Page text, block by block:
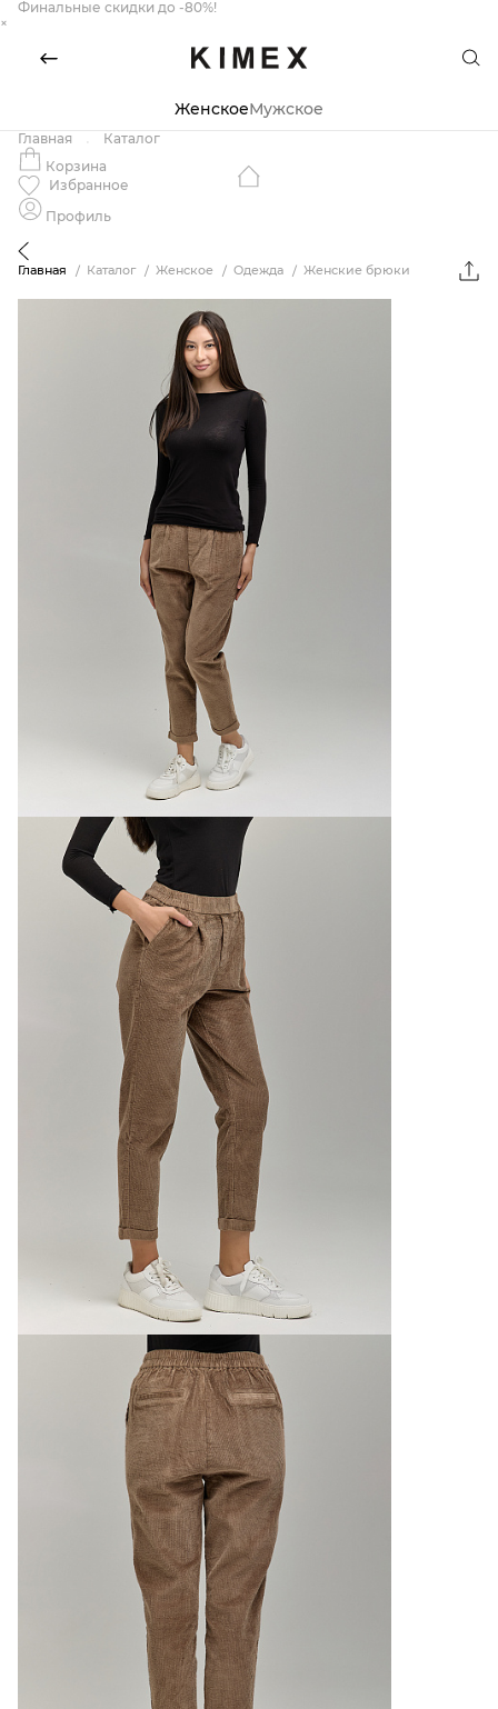
Финальные скидки до -80%!
×
ЖенскоеМужское
Главная
Каталог
Корзина
Избранное
Профиль
Главная Каталог Женское Одежда Женские брюки